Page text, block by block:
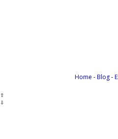
Home -Blog-
⇧
⇩